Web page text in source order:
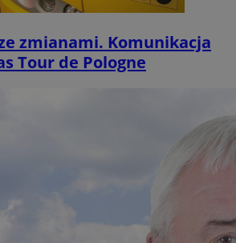
zmianami. Komunikacja
Tour de Pologne